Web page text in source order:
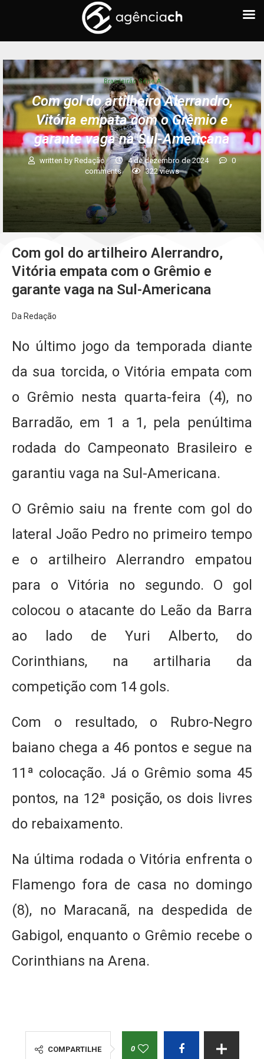
Brasileirão Série A
Com gol do artilheiro Alerrandro,
Vitória empata com o Grêmio e
garante vaga na Sul-Americana
written by Redação 4 de dezembro de 2024
0
comments
322views
Com gol do artilheiro Alerrandro,
Vitória empata com o Grêmio e
garante vaga na Sul-Americana
Da Redação
No último jogo da temporada diante
da sua torcida, o Vitória empata com
o Grêmio nesta quarta-feira (4), no
Barradão, em 1 a 1, pela penúltima
rodada do Campeonato Brasileiro e
garantiu vaga na Sul-Americana.
O Grêmio saiu na frente com gol do
lateral João Pedro no primeiro tempo
e o artilheiro Alerrandro empatou
para o Vitória no segundo. O gol
colocou o atacante do Leão da Barra
ao lado de Yuri Alberto, do
Corinthians, na artilharia da
competição com 14 gols.
Com o resultado, o Rubro-Negro
baiano chega a 46 pontos e segue na
11ª colocação. Já o Grêmio soma 45
pontos, na 12ª posição, os dois livres
do rebaixamento.
Na última rodada o Vitória enfrenta o
Flamengo fora de casa no domingo
(8), no Maracanã, na despedida de
Gabigol, enquanto o Grêmio recebe o
Corinthians na Arena.
COMPARTILHE 0